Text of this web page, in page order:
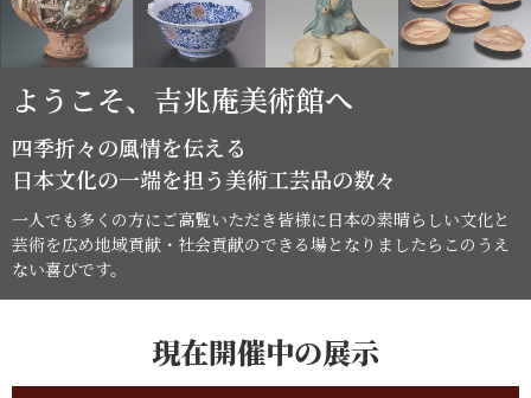
ようこそ、吉兆庵美術館へ
四季折々の風情を伝える
日本文化の一端を担う美術工芸品の数々
一人でも多くの方にご高覧いただき皆様に日本の素晴らしい文化と
芸術を広め地域貢献・社会貢献のできる場となりましたら このうえ
ない喜びです。
現在開催中の展示